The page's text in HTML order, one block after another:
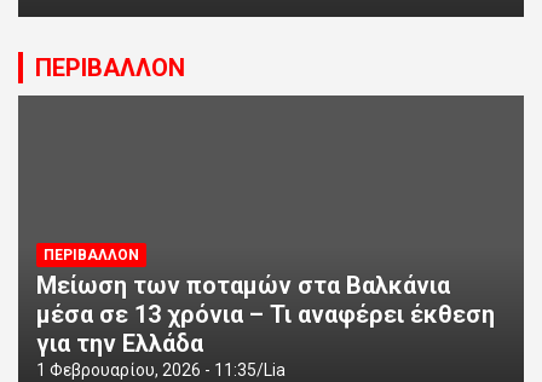
ΠΕΡΙΒΑΛΛΟΝ
ΠΕΡΙΒΑΛΛΟΝ
Μείωση των ποταμών στα Βαλκάνια
μέσα σε 13 χρόνια – Τι αναφέρει έκθεση
για την Ελλάδα
1 Φεβρουαρίου, 2026 - 11:35 Lia